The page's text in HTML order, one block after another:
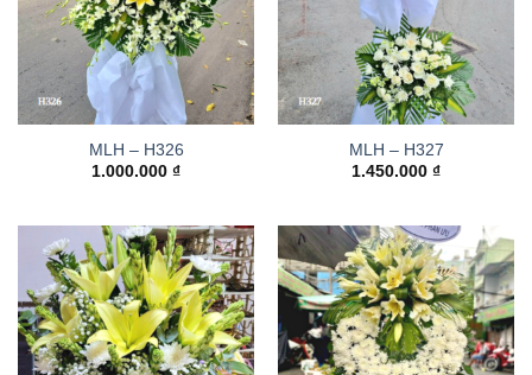
MLH – H326
1.000.000 ₫
MLH – H327
1.450.000 ₫